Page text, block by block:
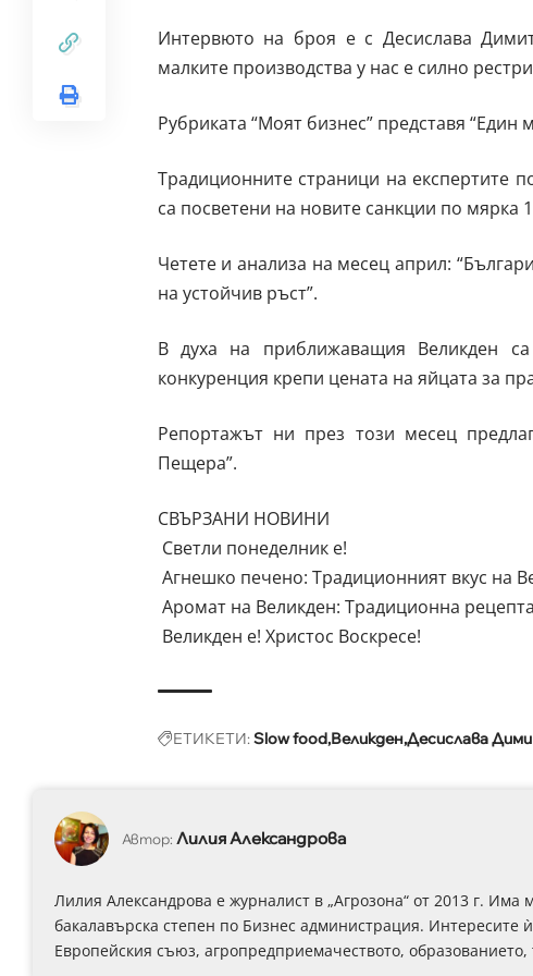
Интервюто на броя е с Десислава
малките производства у нас е силно
Рубриката “Моят бизнес” представя “Един
Традиционните страници на експертите
са посветени на новите санкции по мярка
Четете и анализа на месец април:
на устойчив ръст”.
В духа на приближаващия Великден са
конкуренция крепи цената на яйцата за
Репортажът ни през този месец
Пещера”.
СВЪРЗАНИ НОВИНИ
Светли понеделник е!
Агнешко печено: Традиционният вкус на
Аромат на Великден: Традиционна
Великден е! Христос Воскресе!
ЕТИКЕТИ:Slow foodВеликденДесислава
Автор: Лилия Александрова
Лилия Александрова е журналист в „Агрозона“ от 2013 г.
бакалавърска степен по Бизнес администрация. Интересите
Европейския съюз, агропредприемачеството,